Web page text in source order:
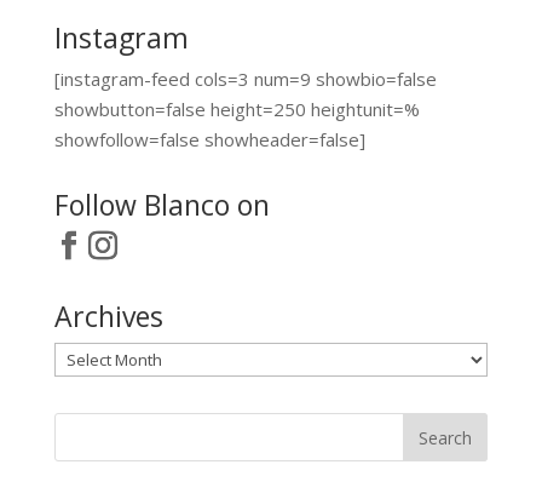
Instagram
[instagram-feed cols=3 num=9 showbio=false
showbutton=false height=250 heightunit=%
showfollow=false showheader=false]
Follow Blanco on
Archives
Archives